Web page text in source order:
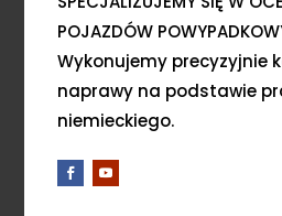
POJAZDÓW
Wykonujemy precyzyjnie
naprawy na podstawie
niemieckiego.